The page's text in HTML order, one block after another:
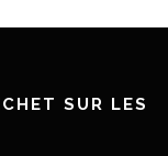
SUR LES